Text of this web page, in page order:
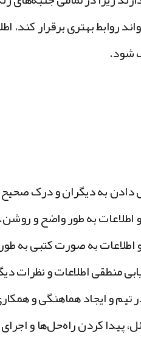
روابط بهتری برقرار کند،
شود.
به دیگران و درک
اطلاعات به طور واضح و روشن.
اطلاعات به صورت کتبی به
منطقی اطلاعات و نظرات
و ایجاد هماهنگی و
کردن راه‌حل‌ها و اجرای